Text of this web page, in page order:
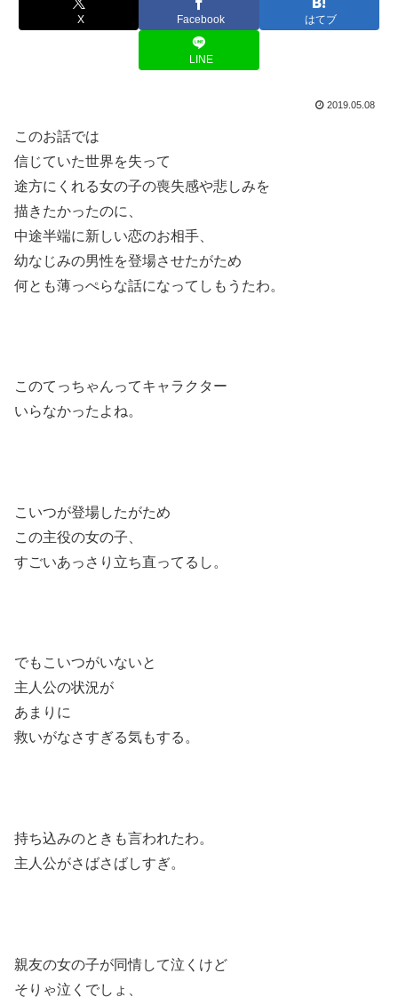
X Facebook はてブ
LINE
2019.05.08
このお話では
信じていた世界を失って
途方にくれる女の子の喪失感や悲しみを
描きたかったのに、
中途半端に新しい恋のお相手、
幼なじみの男性を登場させたがため
何とも薄っぺらな話になってしもうたわ。
このてっちゃんってキャラクター
いらなかったよね。
こいつが登場したがため
この主役の女の子、
すごいあっさり立ち直ってるし。
でもこいつがいないと
主人公の状況が
あまりに
救いがなさすぎる気もする。
持ち込みのときも言われたわ。
主人公がさばさばしすぎ。
親友の女の子が同情して泣くけど
そりゃ泣くでしょ、